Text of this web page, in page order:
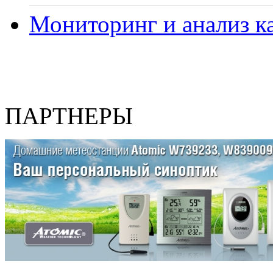
Мониторинг и анализ
ПАРТНЕРЫ